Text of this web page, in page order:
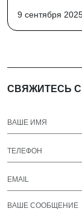
9 сентября
СВЯЖИТЕСЬ